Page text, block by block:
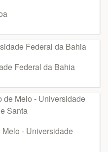
Federal da Bahia
- Universidade